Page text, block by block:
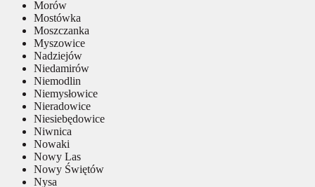
Morów
Mostówka
Moszczanka
Myszowice
Nadziejów
Niedamirów
Niemodlin
Niemysłowice
Nieradowice
Niesiebędowice
Niwnica
Nowaki
Nowy Las
Nowy Świętów
Nysa